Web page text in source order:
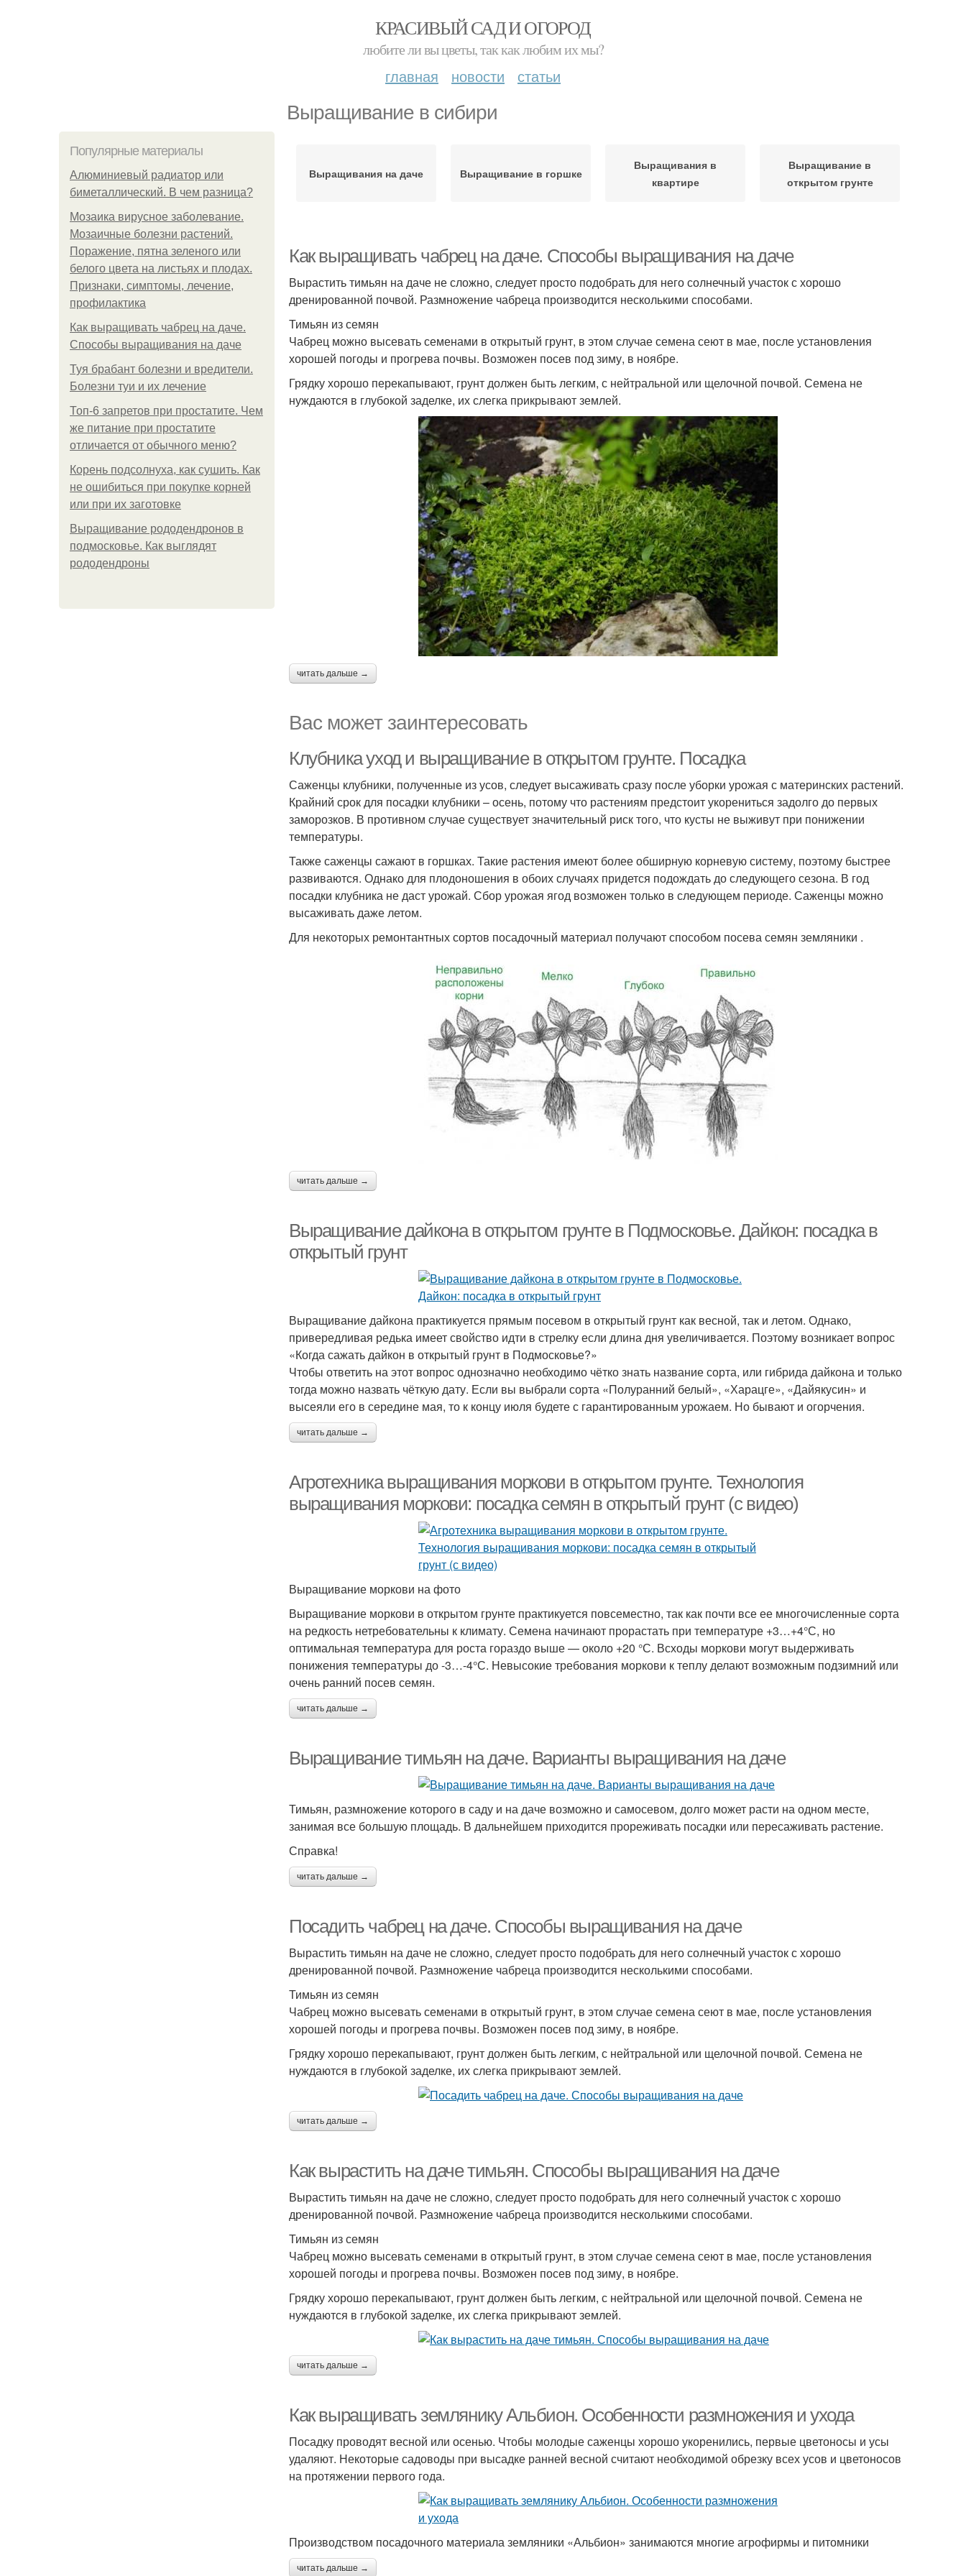
КРАСИВЫЙ САД И ОГОРОД
любите ли вы цветы, так как любим их мы?
главная новости статьи
Выращивание в сибири
Популярные материалы
Алюминиевый радиатор или
биметаллический. В чем разница?
Мозаика вирусное заболевание.
Мозаичные болезни растений.
Поражение, пятна зеленого или
белого цвета на листьях и плодах.
Признаки, симптомы, лечение,
профилактика
Как выращивать чабрец на даче.
Способы выращивания на даче
Туя брабант болезни и вредители.
Болезни туи и их лечение
Топ-6 запретов при простатите. Чем
же питание при простатите
отличается от обычного меню?
Корень подсолнуха, как сушить. Как
не ошибиться при покупке корней
или при их заготовке
Выращивание рододендронов в
подмосковье. Как выглядят
рододендроны
Выращивания на даче Выращивание в горшке
Выращивания в
квартире
Выращивание в
открытом грунте
Как выращивать чабрец на даче. Способы выращивания на даче
Вырастить тимьян на даче не сложно, следует просто подобрать для него солнечный участок с хорошо
дренированной почвой. Размножение чабреца производится несколькими способами.
Тимьян из семян
Чабрец можно высевать семенами в открытый грунт, в этом случае семена сеют в мае, после установления
хорошей погоды и прогрева почвы. Возможен посев под зиму, в ноябре.
Грядку хорошо перекапывают, грунт должен быть легким, с нейтральной или щелочной почвой. Семена не
нуждаются в глубокой заделке, их слегка прикрывают землей.
читать дальше →
Вас может заинтересовать
Клубника уход и выращивание в открытом грунте. Посадка
Саженцы клубники, полученные из усов, следует высаживать сразу после уборки урожая с материнских растений.
Крайний срок для посадки клубники – осень, потому что растениям предстоит укорениться задолго до первых
заморозков. В противном случае существует значительный риск того, что кусты не выживут при понижении
температуры.
Также саженцы сажают в горшках. Такие растения имеют более обширную корневую систему, поэтому быстрее
развиваются. Однако для плодоношения в обоих случаях придется подождать до следующего сезона. В год
посадки клубника не даст урожай. Сбор урожая ягод возможен только в следующем периоде. Саженцы можно
высаживать даже летом.
Для некоторых ремонтантных сортов посадочный материал получают способом посева семян земляники .
читать дальше →
Выращивание дайкона в открытом грунте в Подмосковье. Дайкон: посадка в
открытый грунт
Выращивание дайкона практикуется прямым посевом в открытый грунт как весной, так и летом. Однако,
привередливая редька имеет свойство идти в стрелку если длина дня увеличивается. Поэтому возникает вопрос
«Когда сажать дайкон в открытый грунт в Подмосковье?»
Чтобы ответить на этот вопрос однозначно необходимо чётко знать название сорта, или гибрида дайкона и только
тогда можно назвать чёткую дату. Если вы выбрали сорта «Полуранний белый», «Харацге», «Дайякусин» и
высеяли его в середине мая, то к концу июля будете с гарантированным урожаем. Но бывают и огорчения.
читать дальше →
Агротехника выращивания моркови в открытом грунте. Технология
выращивания моркови: посадка семян в открытый грунт (с видео)
Выращивание моркови на фото
Выращивание моркови в открытом грунте практикуется повсеместно, так как почти все ее многочисленные сорта
на редкость нетребовательны к климату. Семена начинают прорастать при температуре +3…+4°С, но
оптимальная температура для роста гораздо выше — около +20 °С. Всходы моркови могут выдерживать
понижения температуры до -3…-4°С. Невысокие требования моркови к теплу делают возможным подзимний или
очень ранний посев семян.
читать дальше →
Выращивание тимьян на даче. Варианты выращивания на даче
Тимьян, размножение которого в саду и на даче возможно и самосевом, долго может расти на одном месте,
занимая все большую площадь. В дальнейшем приходится прореживать посадки или пересаживать растение.
Справка!
читать дальше →
Посадить чабрец на даче. Способы выращивания на даче
Вырастить тимьян на даче не сложно, следует просто подобрать для него солнечный участок с хорошо
дренированной почвой. Размножение чабреца производится несколькими способами.
Тимьян из семян
Чабрец можно высевать семенами в открытый грунт, в этом случае семена сеют в мае, после установления
хорошей погоды и прогрева почвы. Возможен посев под зиму, в ноябре.
Грядку хорошо перекапывают, грунт должен быть легким, с нейтральной или щелочной почвой. Семена не
нуждаются в глубокой заделке, их слегка прикрывают землей.
читать дальше →
Как вырастить на даче тимьян. Способы выращивания на даче
Вырастить тимьян на даче не сложно, следует просто подобрать для него солнечный участок с хорошо
дренированной почвой. Размножение чабреца производится несколькими способами.
Тимьян из семян
Чабрец можно высевать семенами в открытый грунт, в этом случае семена сеют в мае, после установления
хорошей погоды и прогрева почвы. Возможен посев под зиму, в ноябре.
Грядку хорошо перекапывают, грунт должен быть легким, с нейтральной или щелочной почвой. Семена не
нуждаются в глубокой заделке, их слегка прикрывают землей.
читать дальше →
Как выращивать землянику Альбион. Особенности размножения и ухода
Посадку проводят весной или осенью. Чтобы молодые саженцы хорошо укоренились, первые цветоносы и усы
удаляют. Некоторые садоводы при высадке ранней весной считают необходимой обрезку всех усов и цветоносов
на протяжении первого года.
Производством посадочного материала земляники «Альбион» занимаются многие агрофирмы и питомники
читать дальше →